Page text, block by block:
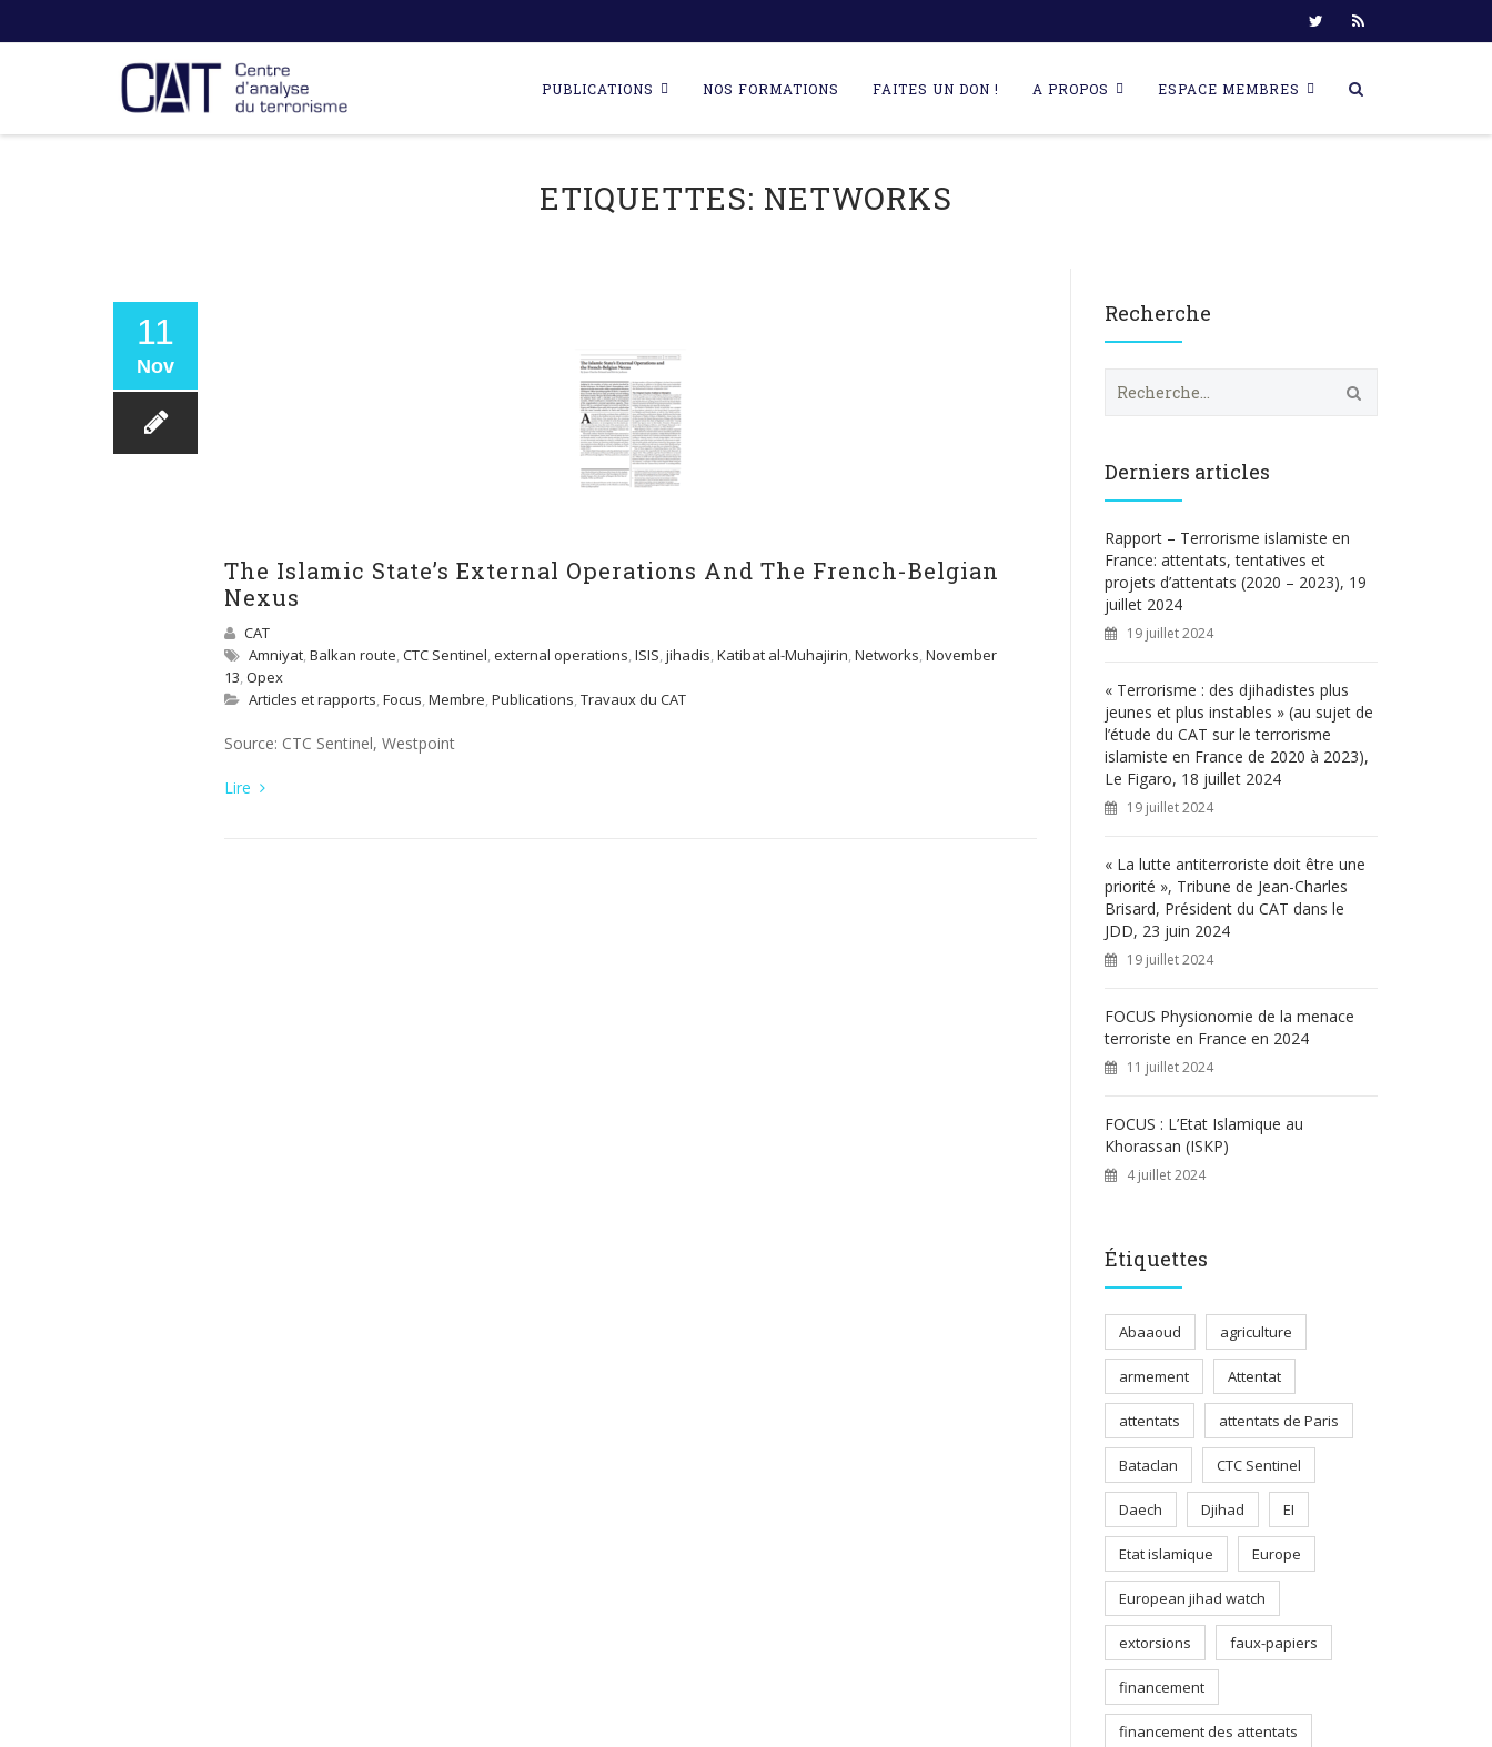
content
PUBLICATIONS NOS FORMATIONS FAITES UN DON ! A PROPOS ESPACE MEMBRES
ETIQUETTES: NETWORKS
11
Nov
The Islamic State’s External Operations And The French-Belgian
Nexus
CAT
Amniyat, Balkan route, CTC Sentinel, external operations, ISIS, jihadis, Katibat al-Muhajirin, Networks, November
13, Opex
Articles et rapports, Focus, Membre, Publications, Travaux du CAT
Source: CTC Sentinel, Westpoint
Lire
Recherche
e
h
e
r
:
Derniers articles
Rapport – Terrorisme islamiste en
France: attentats, tentatives et
projets d’attentats (2020 – 2023), 19
juillet 2024
19 juillet 2024
« Terrorisme : des djihadistes plus
jeunes et plus instables » (au sujet de
l’étude du CAT sur le terrorisme
islamiste en France de 2020 à 2023),
Le Figaro, 18 juillet 2024
19 juillet 2024
« La lutte antiterroriste doit être une
priorité », Tribune de Jean-Charles
Brisard, Président du CAT dans le
JDD, 23 juin 2024
19 juillet 2024
FOCUS Physionomie de la menace
terroriste en France en 2024
11 juillet 2024
FOCUS : L’Etat Islamique au
Khorassan (ISKP)
4 juillet 2024
Étiquettes
Abaaoud agriculture
armement Attentat
attentats attentats de Paris
Bataclan CTC Sentinel
Daech Djihad EI
Etat islamique Europe
European jihad watch
extorsions faux-papiers
financement
financement des attentats